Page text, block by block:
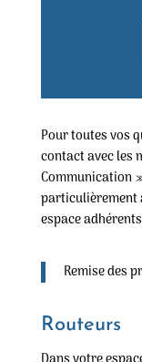
Pour toutes vos
contact avec les
Communication
particulièrement
espace
Remise des
Routeurs